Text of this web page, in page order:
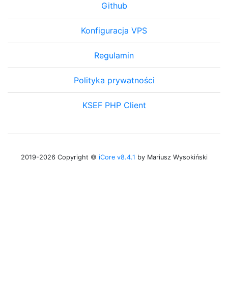
Github
Konfiguracja VPS
Regulamin
Polityka prywatności
KSEF PHP Client
2019-2026 Copyright © iCore v8.4.1 by Mariusz Wysokiński